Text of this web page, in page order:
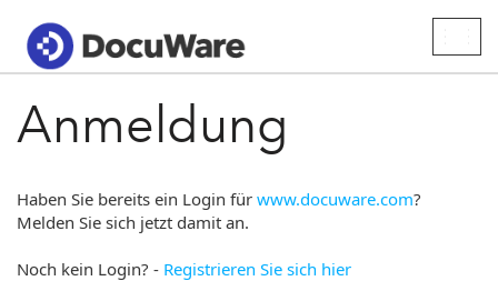
Anmeldung
Haben Sie bereits ein Login für www.docuware.com?
Melden Sie sich jetzt damit an.
Noch kein Login? - Registrieren Sie sich hier